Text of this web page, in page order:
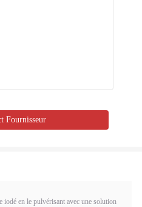
Fournisseur
iodé en le pulvérisant avec une solution